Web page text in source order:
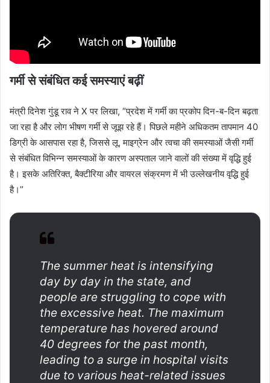
गर्मी से संबंधित कई समस्याएं बढ़ीं
मंत्री दिनेश गुंडू राव ने X पर लिखा, “प्रदेश में गर्मी का प्रकोप दिन-ब-दिन बढ़ता
जा रहा है और लोग भीषण गर्मी से जूझ रहे हैं। पिछले महीने अधिकतम तापमान 40
डिग्री के आसपास रहा है, जिससे लू, माइग्रेन और त्वचा की समस्याओं जैसी गर्मी
से संबंधित विभिन्न समस्याओं के कारण अस्पताल जाने वालों की संख्या में वृद्धि हुई
है। इसके अतिरिक्त, बैक्टीरिया और वायरल संक्रमण में भी उल्लेखनीय वृद्धि हुई
है।”
The summer heat is intensifying
day by day in the state, and
people are struggling to cope with
the excessive heat. The maximum
temperature has hovered around
40 degrees for the past month,
leading to a surge in hospital visits
due to various heat-related issues